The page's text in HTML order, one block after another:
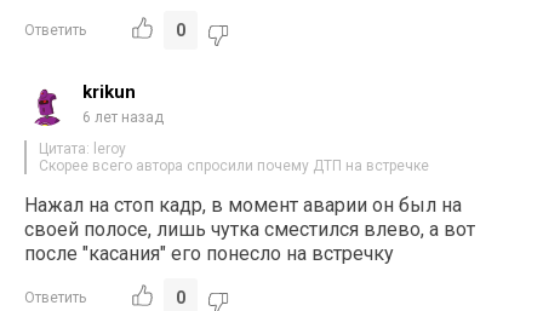
Ответить 0
krikun
6 лет назад
Цитата: leroy
Скорее всего автора спросили почему ДТП на встречке
Нажал на стоп кадр, в момент аварии он был на
своей полосе, лишь чутка сместился влево, а вот
после "касания" его понесло на встречку
Ответить 0